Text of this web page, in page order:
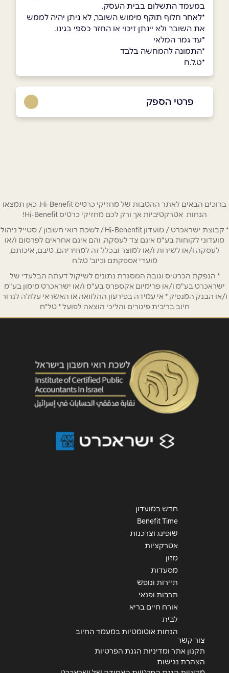
במעמד התשלום בבית העסק.
*לאחר חלוף תוקף מימוש השובר, לא ניתן יהיה לממש
את השובר ולא יינתן זיכוי או החזר כספי בגינו.
*עד גמר המלאי
*התמונה להמחשה בלבד
*ט.ל.ח
פרטי הספק
טלפון*
אימייל*
נושא*
אנא חזרו אלי בקשר ל...
הודעה*
שליחה
ברוכים הבאים לאתר ההטבות של מחזיקי כרטיס Hi-Benefit. כאן תמצאו
הנחות אטרקטיביות אך ורק לכם מחזיקי כרטיס Hi-Benefit!
* קבוצת ישראכרט / מועדון Hi-Benenfit / לשכת רואי חשבון / סטייל ניהול
מועדוני לקוחות בע"מ אינם צד לעסקה, והם אינם אחראים לפרסום ו/או
לעסקה ו/או לשירות ו/או למוצר ובכלל זה למחיריהם, טיבם, איכותם,
מועדי אספקתם וכיוב' ט.ל.ח
* הנפקת הכרטיס וגובה המסגרת נתונים לשיקול דעתה הבלעדי של
ישראכרט בע"מ ו/או פרימיום אקספרס בע"מ ו/או ישראכרט מימון בע"מ
ו/או הבנק המנפיק * אי עמידה בפירעון ההלוואה או האשראי עלולה לגרור
חיוב בריבית פיגורים והליכי הוצאה לפועל * טל"ח
חדש במועדון
Benefit Time
שופינג וצרכנות
אטרקציות
מזון
מסעדות
תיירות ונופש
תרבות ופנאי
אורח חיים בריא
לבית
הנחות אוטומטיות במעמד החיוב
צור קשר
תקנון אתר ומדיניות הגנת הפרטיות
הצהרת נגישות